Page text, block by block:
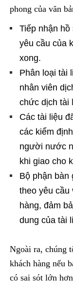
phong của văn
Tiếp nhận
yêu cầu của
xong.
Phân loại tài
nhân viên
chức dịch tài
Các tài liệu
các kiểm
người nước
khi giao cho
Bộ phận bàn
theo yêu cầu
hàng, đảm
dung của tài
Ngoài ra, chúng
khách hàng nếu
có sai sót lớn